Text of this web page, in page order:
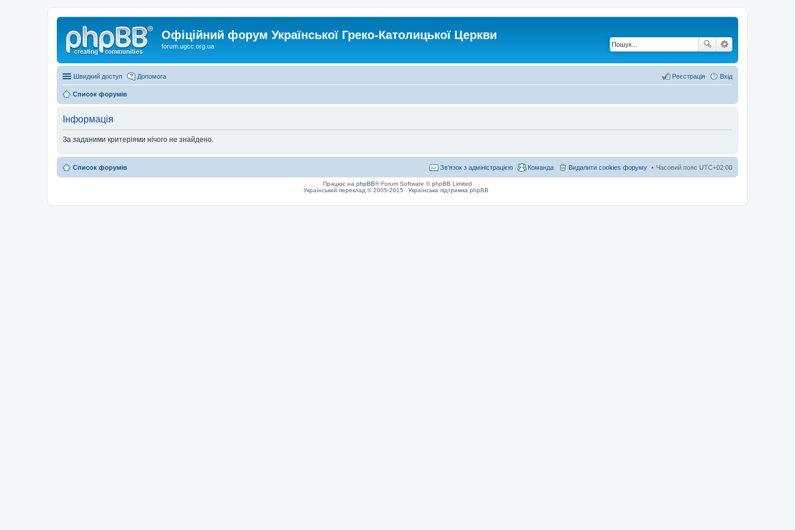
Офіційний форум Української Греко-Католицької Церкви
forum.ugcc.org.ua
Швидкий доступ Допомога Вхід
Реєстрація
Список форумів
Інформація
За заданими критеріями нічого не знайдено.
Список форумів Часовий пояс UTC+02:00
Видалити cookies форуму
Команда
Зв'язок з адміністрацією
Працює на phpBB® Forum Software © phpBB Limited
Український переклад © 2005-2015
Українська підтримка phpBB